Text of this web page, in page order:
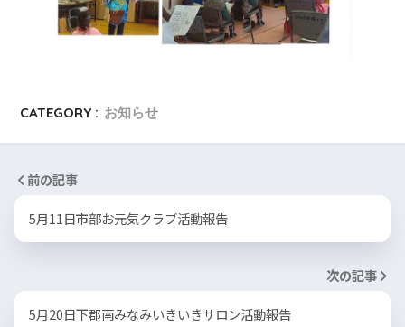
CATEGORY : お知らせ
前の記事
5月11日市部お元気クラブ活動報告
次の記事
5月20日下郡南みなみいきいきサロン活動報告